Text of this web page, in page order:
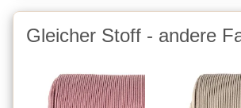
Gleicher Stoff - andere